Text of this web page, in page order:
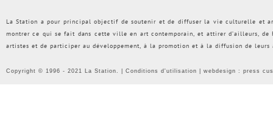
La Station a pour principal objectif de soutenir et de diffuser la vie culturelle et
montrer ce qui se fait dans cette ville en art contemporain, et attirer d’ailleurs, de
artistes et de participer au développement, à la promotion et à la diffusion de
Copyright © 1996 - 2021 La Station. | Conditions d'utilisation | webdesign : press